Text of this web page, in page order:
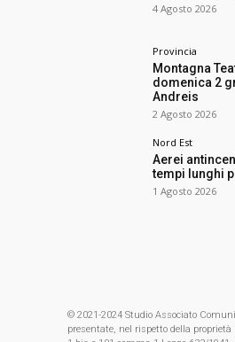
4 Agosto 2026
Provincia
Montagna
domenica 2
Andreis
2 Agosto 2026
Nord Est
Aerei
tempi lunghi
1 Agosto 2026
© 2021-2024 Studio Associato
presentate, nel rispetto della